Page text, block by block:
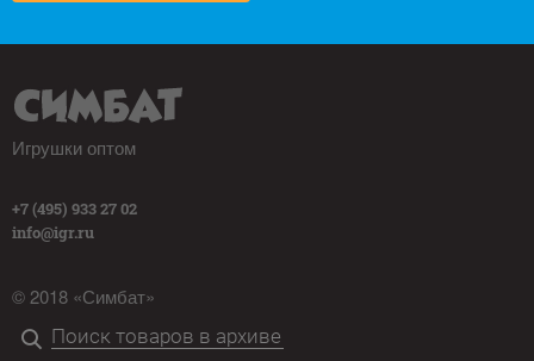
Игрушки оптом
+7 (495) 933 27 02
info@igr.ru
© 2018 «Симбат»